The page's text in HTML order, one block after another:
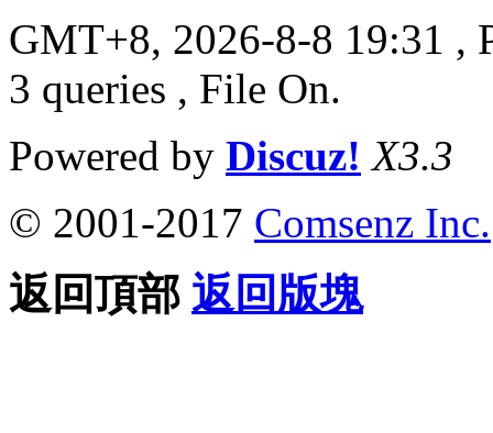
GMT+8, 2026-8-8 19:31 ,
3 queries , File On.
Powered by Discuz! X3.3
© 2001-2017 Comsenz Inc.
返回頂部 返回版塊